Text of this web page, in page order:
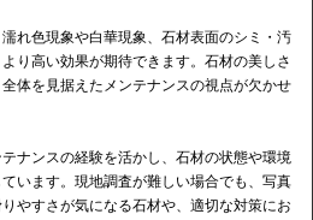
れ色現象や白華現象、石材表面のシミ・汚
り高い効果が期待できます。石材の美しさ
体を見据えたメンテナンスの視点が欠かせ
ナンスの経験を活かし、石材の状態や環境
います。現地調査が難しい場合でも、写真
やすさが気になる石材や、適切な対策にお